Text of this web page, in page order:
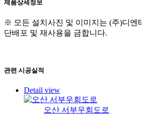
제품상세정보
※ 모든 설치사진 및 이미지는 (주)디엔
단배포 및 재사용을 금합니다.
관련 시공실적
Detail view
오산 서부우회도로